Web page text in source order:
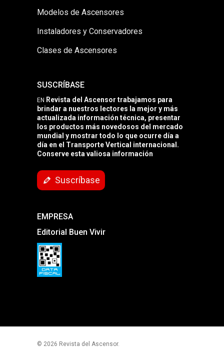
Modelos de Ascensores
Instaladores y Conservadores
Clases de Ascensores
SUSCRÍBASE
EN Revista del Ascensor trabajamos para
brindar a nuestros lectores la mejor y más
actualizada información técnica, presentar
los productos más novedosos del mercado
mundial y mostrar todo lo que ocurre día a
día en el Transporte Vertical internacional.
Conserve esta valiosa información
Suscríbase
EMPRESA
Editorial Buen Vivir
© 2026 Revista del Ascensor.